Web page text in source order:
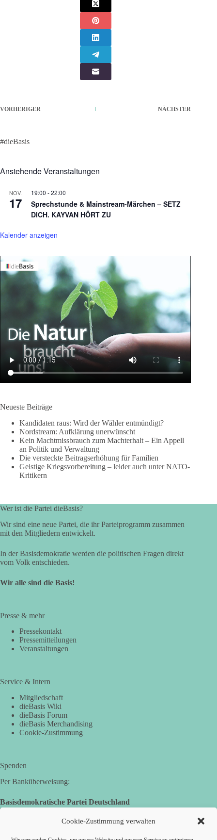
Cookie-Zustimmung verwalten
VORHERIGER NÄCHSTER
#dieBasis
Anstehende Veranstaltungen
NOV.
17
19:00 -22:00
Sprechstunde & Mainstream-Märchen – SETZ
DICH. KAYVAN HÖRT ZU
Kalender anzeigen
Neueste Beiträge
Kandidaten raus: Wird der Wähler entmündigt?
Nordstream: Aufklärung unerwünscht
Kein Machtmissbrauch zum Machterhalt – Ein Appell
an Politik und Verwaltung
Die versteckte Beitragserhöhung für Familien
Geistige Kriegsvorbereitung – leider auch unter NATO-
Kritikern
Wer ist die Partei dieBasis?
Wir sind eine neue Partei, die ihr Parteiprogramm zusammen
mit den Mitgliedern entwickelt.
In der Basisdemokratie werden die politischen Fragen direkt
vom Volk entschieden.
Wir alle sind die Basis!
Presse & mehr
Pressekontakt
Pressemitteilungen
Veranstaltungen
Service & Intern
Mitgliedschaft
dieBasis Wiki
dieBasis Forum
dieBasis Merchandising
Cookie-Zustimmung
Spenden
Per Banküberweisung:
Basisdemokratische Partei Deutschland
Landesverband Nordrhein-Westfalen
IBAN: DE14 3005 0110 1008 4913 08
(es kann zu Fehlermeldungen kommen, die jedoch keine